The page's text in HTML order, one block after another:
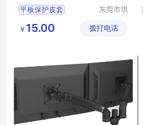
平板皮套加工
平板保护皮套
平板电脑皮套
东莞市琪
限公司
￥ 15.00 拨打电话